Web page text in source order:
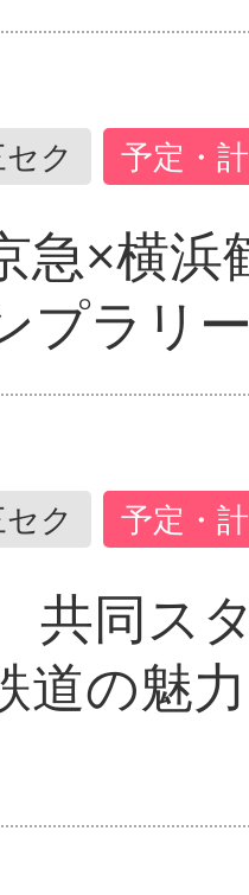
ク 予定・
×横浜
プラリ
ク 予定・
同ス
の魅